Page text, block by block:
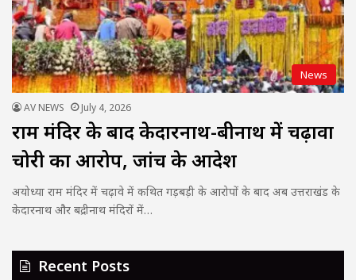
News
AV NEWS July 4, 2026
राम मंदिर के बाद केदारनाथ-बद्रीनाथ में चढ़ावा
चोरी का आरोप, जांच के आदेश
अयोध्या राम मंदिर में चढ़ावे में कथित गड़बड़ी के आरोपों के बाद अब उत्तराखंड के
केदारनाथ और बद्रीनाथ मंदिरों में…
Recent Posts